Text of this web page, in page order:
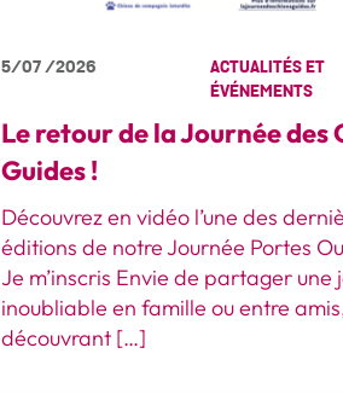
Le retour de la Journée des
Guides !
Découvrez en vidéo l’une des
éditions de notre Journée Portes
Je m’inscris Envie de partager une
inoubliable en famille ou entre
découvrant […]
5/07 /2026
ACTUALITÉS ET
ÉVÉNEMENTS